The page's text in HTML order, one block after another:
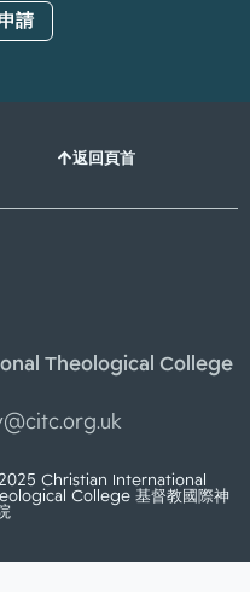
請
返回頁首
Theological College
Christian International
College 基督教國際神